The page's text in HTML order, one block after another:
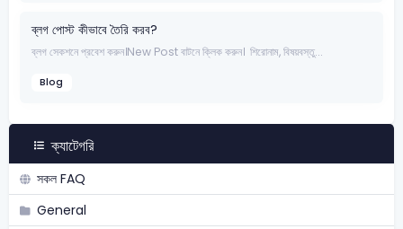
ব্লগ পোস্ট কীভাবে তৈরি করব?
ব্লগ সেকশনে প্রবেশ করুন।New Post বাটনে ক্লিক করুন। শিরোনাম, বিষয়বস্তু...
Blog
ক্যাটেগরি
সকল FAQ
General